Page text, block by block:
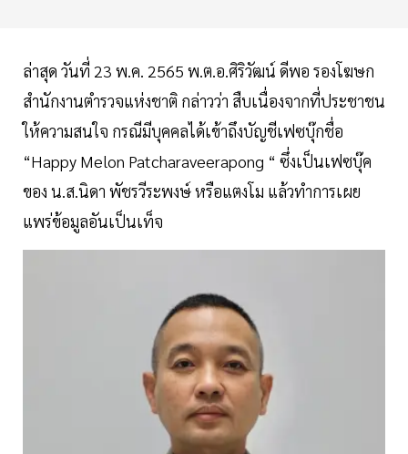
ล่าสุด วันที่ 23 พ.ค. 2565 พ.ต.อ.ศิริวัฒน์ ดีพอ รองโฆษก
สำนักงานตำรวจแห่งชาติ กล่าวว่า สืบเนื่องจากที่ประชาชน
ให้ความสนใจ กรณีมีบุคคลได้เข้าถึงบัญชีเฟซบุ๊กชื่อ
“Happy Melon Patcharaveerapong “ ซึ่งเป็นเฟซบุ๊ค
ของ น.ส.นิดา พัชรวีระพงษ์ หรือแตงโม แล้วทำการเผย
แพร่ข้อมูลอันเป็นเท็จ